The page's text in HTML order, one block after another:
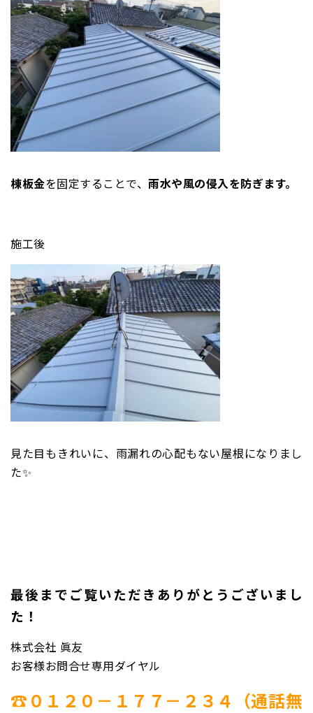
棟板金を固定することで、 雨水や風の侵入を防ぎます。
施工後
見た目もきれいに、雨漏れの心配もない屋根になりまし
た✨
最後までご覧いただきありがとうございまし
た！
株式会社 眞友
お客様お問合せ専用ダイヤル
☎０１２０－１７７－２３４（通話無